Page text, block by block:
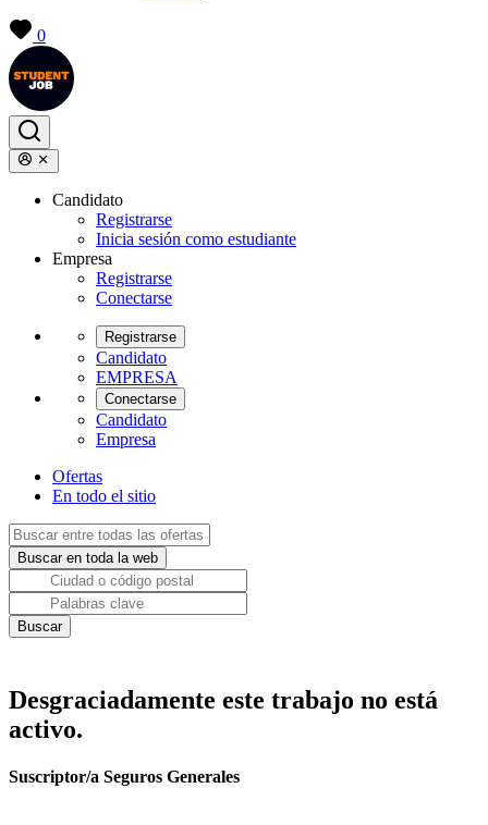
0
Candidato
Registrarse
Inicia sesión como estudiante
Empresa
Registrarse
Conectarse
Registrarse
Candidato
EMPRESA
Conectarse
Candidato
Empresa
Ofertas
En todo el sitio
Desgraciadamente este trabajo no está
activo.
Suscriptor/a Seguros Generales